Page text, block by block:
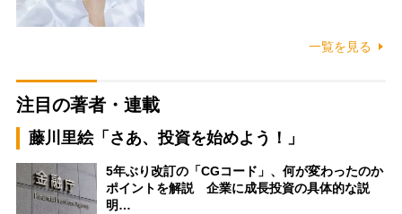
一覧を見る
注目の著者・連載
藤川里絵「さあ、投資を始めよう！」
5年ぶり改訂の「CGコード」、何が変わったのか
ポイントを解説 企業に成長投資の具体的な説
明…